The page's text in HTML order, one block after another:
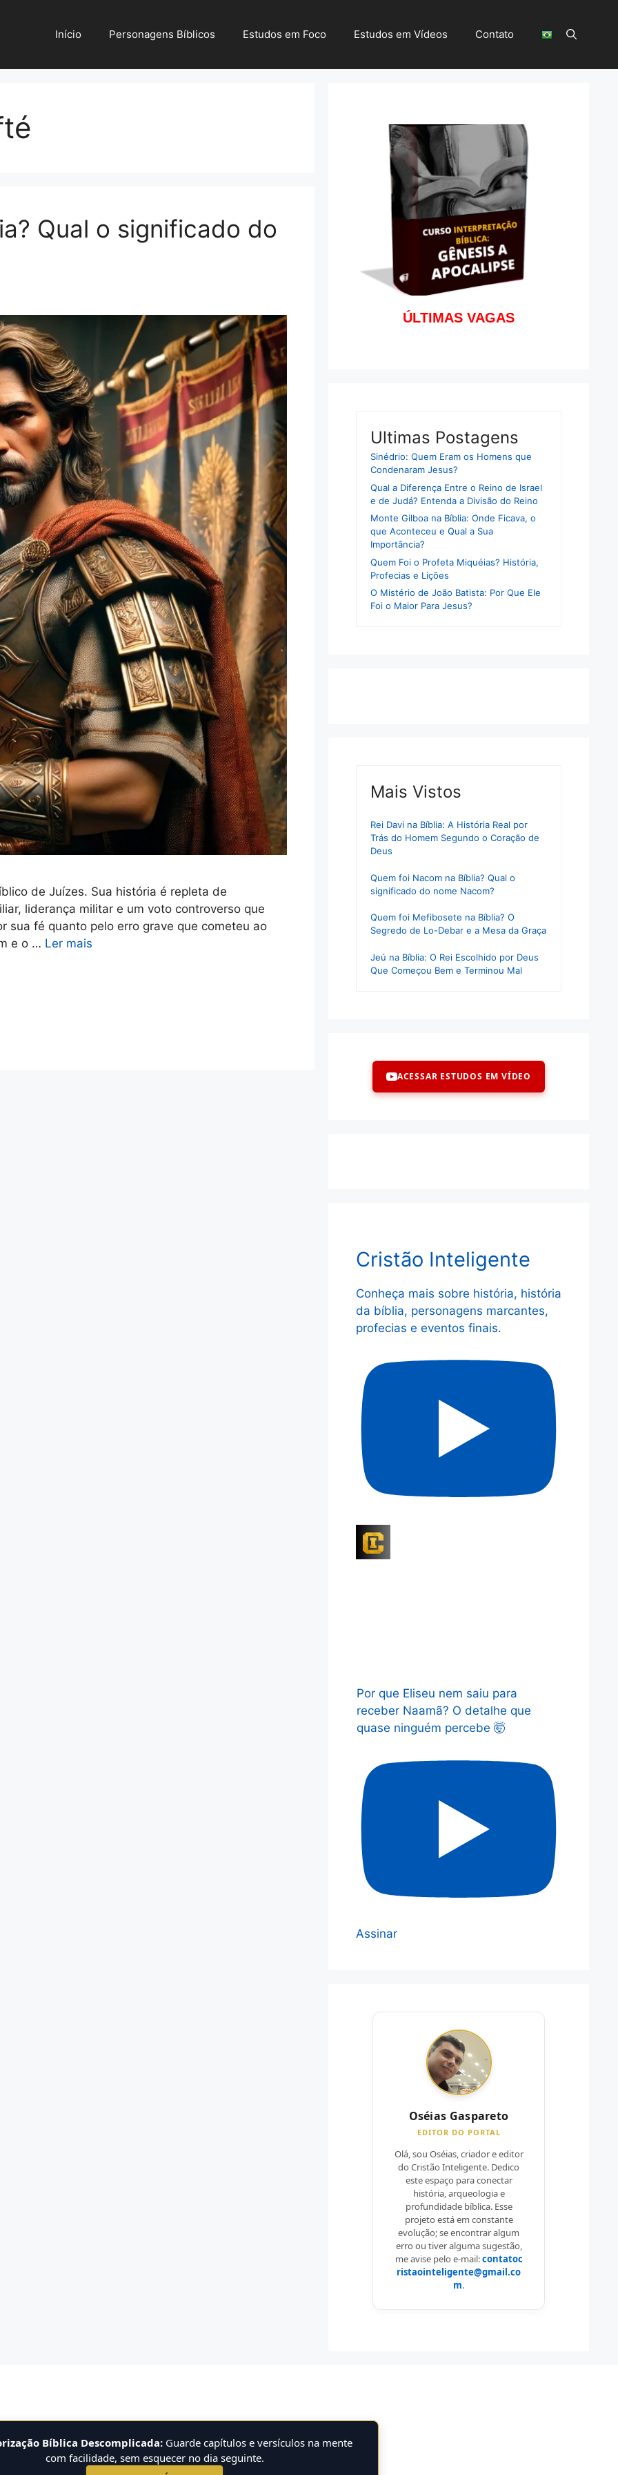
Início Personagens Bíblicos Estudos em Foco Estudos em Vídeos Contato
Qual o significado do
de Juízes. Sua história é repleta de
liderança militar e um voto controverso que
sua fé quanto pelo erro grave que cometeu ao
e o … Ler mais
ÚLTIMAS VAGAS
Ultimas Postagens
Sinédrio: Quem Eram os Homens que
Condenaram Jesus?
Qual a Diferença Entre o Reino de Israel
e de Judá? Entenda a Divisão do Reino
Monte Gilboa na Bíblia: Onde Ficava, o
que Aconteceu e Qual a Sua
Importância?
Quem Foi o Profeta Miquéias? História,
Profecias e Lições
O Mistério de João Batista: Por Que Ele
Foi o Maior Para Jesus?
Mais Vistos
Rei Davi na Bíblia: A História Real por
Trás do Homem Segundo o Coração de
Deus
Quem foi Nacom na Bíblia? Qual o
significado do nome Nacom?
Quem foi Mefibosete na Bíblia? O
Segredo de Lo-Debar e a Mesa da Graça
Jeú na Bíblia: O Rei Escolhido por Deus
Que Começou Bem e Terminou Mal
ACESSAR ESTUDOS EM VÍDEO
Cristão Inteligente
Conheça mais sobre história, história
da bíblia, personagens marcantes,
profecias e eventos finais.
Por que Eliseu nem saiu para
receber Naamã? O detalhe que
quase ninguém percebe 🤯
Assinar
Oséias Gaspareto
EDITOR DO PORTAL
Olá, sou Oséias, criador e editor
do Cristão Inteligente. Dedico
este espaço para conectar
história, arqueologia e
profundidade bíblica. Esse
projeto está em constante
evolução; se encontrar algum
erro ou tiver alguma sugestão,
me avise pelo e-mail:contatoc
ristaointeligente@gmail.co
m.
Bíblica Descomplicada: Guarde capítulos e versículos na mente
com facilidade, sem esquecer no dia seguinte.